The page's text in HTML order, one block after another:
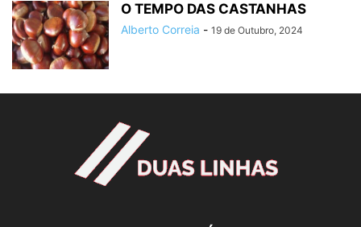
O TEMPO DAS CASTANHAS
Alberto Correia - 19 de Outubro, 2024